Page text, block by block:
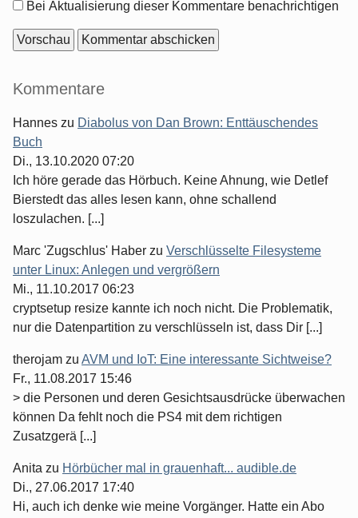
Optionen
Bei Aktualisierung dieser Kommentare benachrichtigen
Seitenleiste
Kommentare
Hannes zu Diabolus von Dan Brown: Enttäuschendes
Buch
Di., 13.10.2020 07:20
Ich höre gerade das Hörbuch. Keine Ahnung, wie Detlef
Bierstedt das alles lesen kann, ohne schallend
loszulachen. [...]
Marc 'Zugschlus' Haber zu Verschlüsselte Filesysteme
unter Linux: Anlegen und vergrößern
Mi., 11.10.2017 06:23
cryptsetup resize kannte ich noch nicht. Die Problematik,
nur die Datenpartition zu verschlüsseln ist, dass Dir [...]
therojam zu AVM und IoT: Eine interessante Sichtweise?
Fr., 11.08.2017 15:46
> die Personen und deren Gesichtsausdrücke überwachen
können Da fehlt noch die PS4 mit dem richtigen
Zusatzgerä [...]
Anita zu Hörbücher mal in grauenhaft... audible.de
Di., 27.06.2017 17:40
Hi, auch ich denke wie meine Vorgänger. Hatte ein Abo